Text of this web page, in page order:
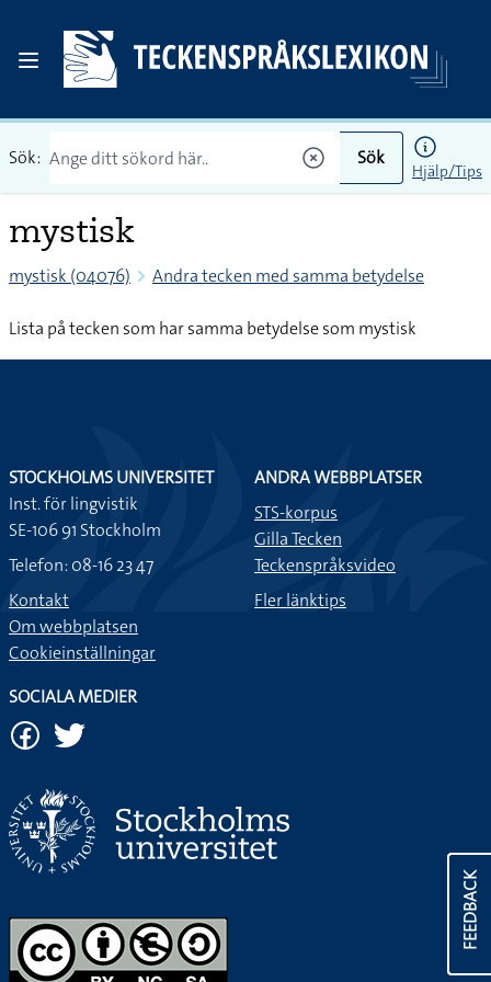
Sök: Sök
Hjälp/Tips
mystisk
mystisk (04076) Andra tecken med samma betydelse
Lista på tecken som har samma betydelse som mystisk
FEEDBACK
STOCKHOLMS UNIVERSITET
Inst. för lingvistik
SE-106 91 Stockholm
Telefon: 08-16 23 47
Kontakt
Om webbplatsen
Cookieinställningar
ANDRA WEBBPLATSER
STS-korpus
Gilla Tecken
Teckenspråksvideo
Fler länktips
SOCIALA MEDIER